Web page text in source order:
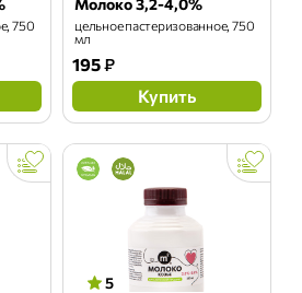
750
Молоко 3,2-4,0%
цельное пастеризованное, 750
мл
195₽
Купить
5